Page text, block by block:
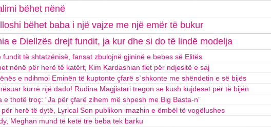
bëhet nënë
bëhet baba i një vajze me një emër të bukur
e Diellzës drejt fundit, ja kur dhe si do të lindë modelja
fundit të shtatzënisë, fansat zbulojnë gjininë e bebes së Elitës
nënë për herë të katërt, Kim Kardashian flet për ndjesitë e saj
e ndihmoi Eminën të kuptonte çfarë s`shkonte me shëndetin e së bijës
kurrë një dado! Rudina Magjistari tregon se kush kujdeset për të bijën
e thotë troç: “Ja për çfarë zihem më shpesh me Big Basta-n”
herë të dytë, Lyrical Son publikon imazhin e ëmbël të vogëlushes
Meghan mund të ketë tre beba tek barku